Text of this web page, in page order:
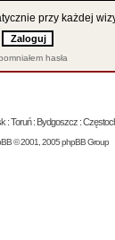
przy każdej
hasła
Toruń : Bydgoszcz :
© 2001, 2005 phpBB Group